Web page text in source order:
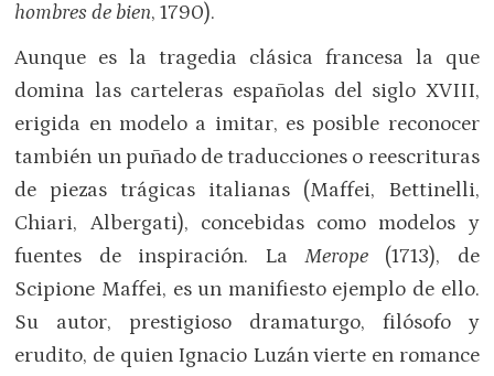
hombres de bien, 1790).
Aunque es la tragedia clásica francesa la que
domina las carteleras españolas del siglo XVIII,
erigida en modelo a imitar, es posible reconocer
también un puñado de traducciones o reescrituras
de piezas trágicas italianas (Maffei, Bettinelli,
Chiari, Albergati), concebidas como modelos y
fuentes de inspiración. LaMerope (1713), de
Scipione Maffei, es un manifiesto ejemplo de ello.
Su autor, prestigioso dramaturgo, filósofo y
erudito, de quien Ignacio Luzán vierte en romance